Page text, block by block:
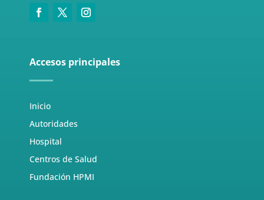
Accesos principales
Inicio
Autoridades
Hospital
Centros de Salud
Fundación HPMI